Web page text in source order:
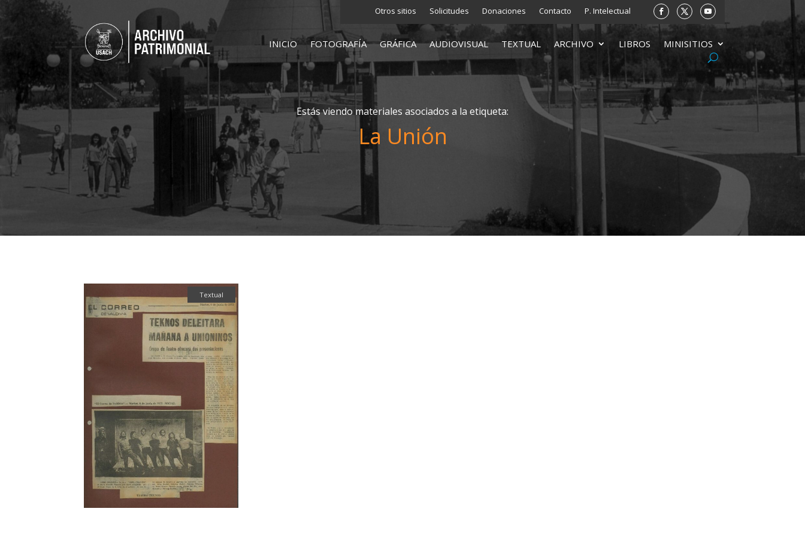
Otros sitios Solicitudes Donaciones Contacto P. Intelectual
INICIO FOTOGRAFÍA GRÁFICA AUDIOVISUAL TEXTUAL ARCHIVO LIBROS MINISITIOS
Estás viendo materiales asociados a la etiqueta:
La Unión
Textual